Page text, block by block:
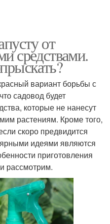
от
средствами.
вариант борьбы с
садовод будет
которые не нанесут
растениям. Кроме того,
скоро предвидится
идеями являются
приготовления
рассмотрим.